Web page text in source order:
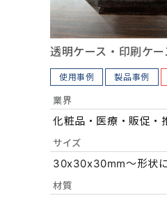
透明ケース・印刷ケ
使用事例 製品事例
業界
化粧品・医療・販促・
サイズ
30x30x30mm～形状
材質